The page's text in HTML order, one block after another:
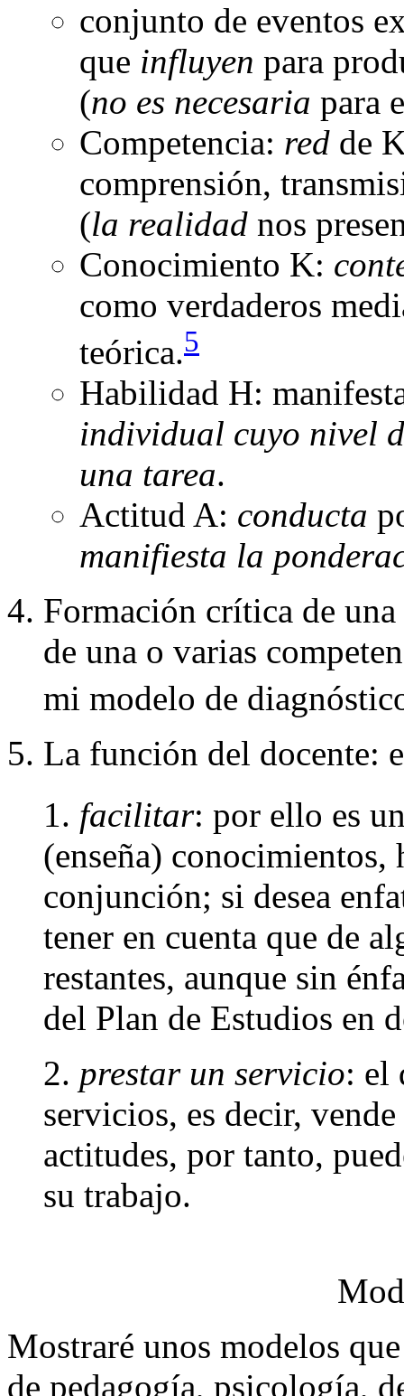
conjunto de eventos
que influyen para
(no es necesaria para
Competencia: red de
comprensión,
(la realidad nos
Conocimiento K:
como verdaderos
teórica.5
Habilidad H:
individual cuyo nivel
una tarea.
Actitud A: conducta
manifiesta la
Formación crítica de
de una o varias
mi modelo de
La función del docente:
1. facilitar: por ello es
(enseña)
conjunción; si desea
tener en cuenta que de
restantes, aunque sin
del Plan de Estudios en
2. prestar un servicio: el
servicios, es decir,
actitudes, por tanto,
su trabajo.
Mostraré unos modelos
de pedagogía, psicología,